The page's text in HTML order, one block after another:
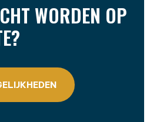
WORDEN OP